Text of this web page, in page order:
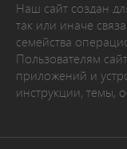
Наш сайт создан
так или иначе
семейства
Пользователям
приложений и
инструкции, темы,